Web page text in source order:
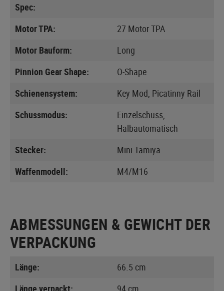
Spec:
Motor TPA:
27 Motor TPA
Motor Bauform:
Long
Pinnion Gear Shape:
O-Shape
Schienensystem:
Key Mod, Picatinny Rail
Schussmodus:
Einzelschuss,
Halbautomatisch
Stecker:
Mini Tamiya
Waffenmodell:
M4/M16
ABMESSUNGEN & GEWICHT DER
VERPACKUNG
Länge:
66.5 cm
Länge verpackt:
94 cm